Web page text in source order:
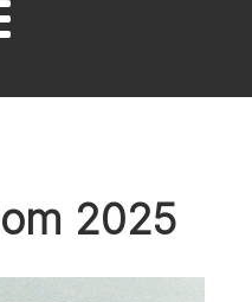
2025